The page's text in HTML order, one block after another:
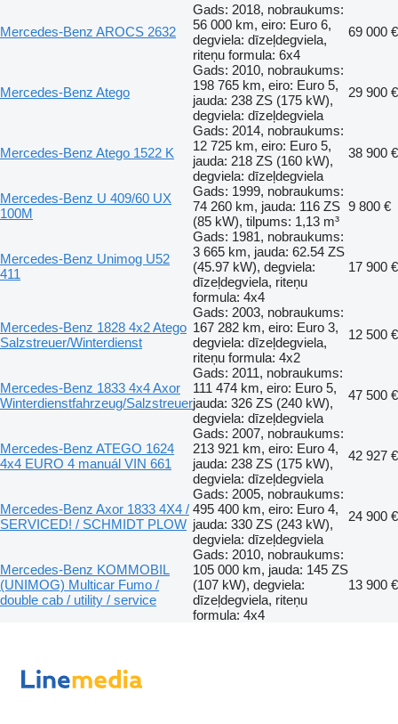
Mercedes-Benz AROCS 2632
Gads: 2018, nobraukums:
56 000 km, eiro: Euro 6,
degviela: dīzeļdegviela,
riteņu formula: 6x4
69 000 €
Mercedes-Benz Atego
Gads: 2010, nobraukums:
198 765 km, eiro: Euro 5,
jauda: 238 ZS (175 kW),
degviela: dīzeļdegviela
29 900 €
Mercedes-Benz Atego 1522 K
Gads: 2014, nobraukums:
12 725 km, eiro: Euro 5,
jauda: 218 ZS (160 kW),
degviela: dīzeļdegviela
38 900 €
Mercedes-Benz U 409/60 UX
100M
Gads: 1999, nobraukums:
74 260 km, jauda: 116 ZS
(85 kW), tilpums: 1,13 m³
9 800 €
Mercedes-Benz Unimog U52
411
Gads: 1981, nobraukums:
3 665 km, jauda: 62.54 ZS
(45.97 kW), degviela:
dīzeļdegviela, riteņu
formula: 4x4
17 900 €
Mercedes-Benz 1828 4x2 Atego
Salzstreuer/Winterdienst
Gads: 2003, nobraukums:
167 282 km, eiro: Euro 3,
degviela: dīzeļdegviela,
riteņu formula: 4x2
12 500 €
Mercedes-Benz 1833 4x4 Axor
Winterdienstfahrzeug/Salzstreuer
Gads: 2011, nobraukums:
111 474 km, eiro: Euro 5,
jauda: 326 ZS (240 kW),
degviela: dīzeļdegviela
47 500 €
Mercedes-Benz ATEGO 1624
4x4 EURO 4 manuál VIN 661
Gads: 2007, nobraukums:
213 921 km, eiro: Euro 4,
jauda: 238 ZS (175 kW),
degviela: dīzeļdegviela
42 927 €
Mercedes-Benz Axor 1833 4X4 /
SERVICED! / SCHMIDT PLOW
Gads: 2005, nobraukums:
495 400 km, eiro: Euro 4,
jauda: 330 ZS (243 kW),
degviela: dīzeļdegviela
24 900 €
Mercedes-Benz KOMMOBIL
(UNIMOG) Multicar Fumo /
double cab / utility / service
Gads: 2010, nobraukums:
105 000 km, jauda: 145 ZS
(107 kW), degviela:
dīzeļdegviela, riteņu
formula: 4x4
13 900 €